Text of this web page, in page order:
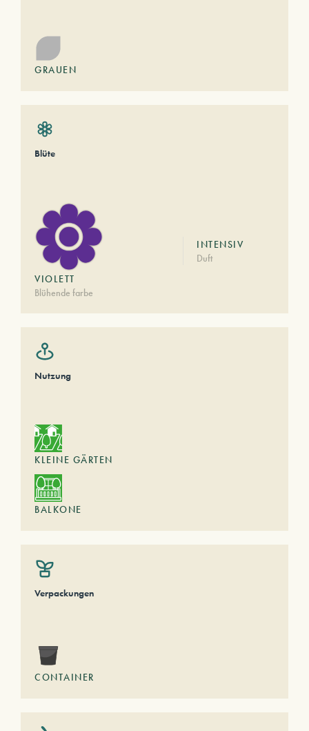
GRAUEN
Blüte
VIOLETT
Blühende farbe
INTENSIV
Duft
Nutzung
KLEINE GÄRTEN
BALKONE
Verpackungen
CONTAINER